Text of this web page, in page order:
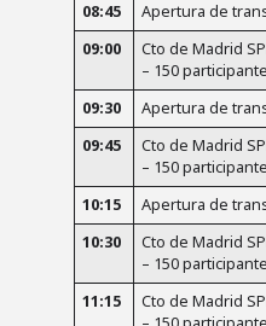
08:45
Apertura de
09:00
Cto de Madrid
– 150
09:30
Apertura de
09:45
Cto de Madrid
– 150
10:15
Apertura de
10:30
Cto de Madrid
– 150
11:15
Cto de Madrid